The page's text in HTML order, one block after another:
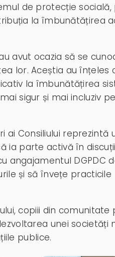
de protecție socială,
la îmbunătățirea
avut ocazia să se
lor. Aceștia au înțeles
la îmbunătățirea
sigur și mai incluziv
Consiliului reprezintă
parte activă în
angajamentul DGPDC
și să învețe practicile
copiii din comunitate
unei societăți
publice.